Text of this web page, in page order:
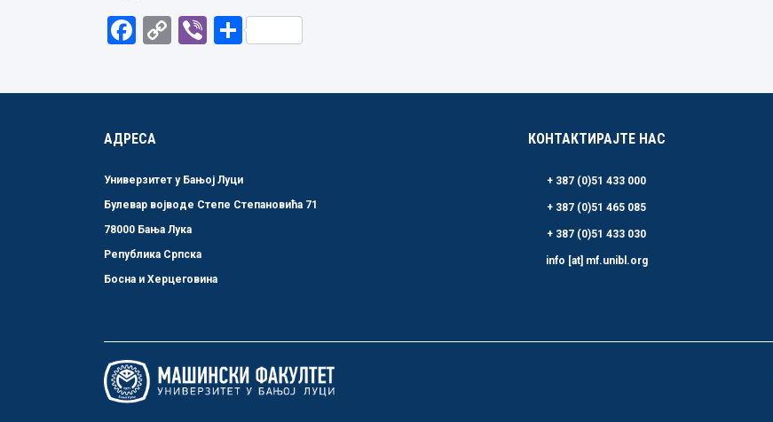
Facebook
CopyViberShare
АДРЕСА
Универзитет у Бањој Луци
Булевар војводе Степе Степановића 71
78000 Бања Лука
Република Српска
Босна и Херцеговина
КОНТАКТИРАЈТЕ НАС
+ 387 (0)51 433 000
+ 387 (0)51 465 085
+ 387 (0)51 433 030
info [at] mf.unibl.org